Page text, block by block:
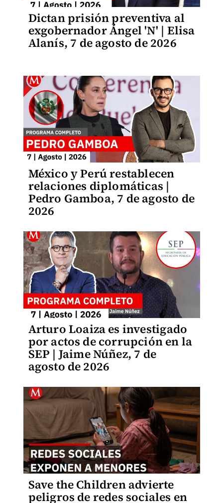
Dictan prisión preventiva al
exgobernador Ángel 'N' | Elisa
Alanís, 7 de agosto de 2026
México y Perú restablecen
relaciones diplomáticas |
Pedro Gamboa, 7 de agosto de
2026
Arturo Loaiza es investigado
por actos de corrupción en la
SEP | Jaime Núñez, 7 de
agosto de 2026
Save the Children advierte
peligros de redes sociales en